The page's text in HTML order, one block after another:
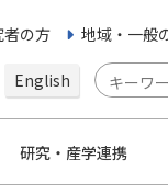
の方 地域・一般
English
研究・産学連携